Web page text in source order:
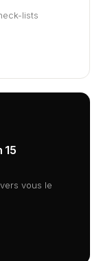
lists
15
vous le